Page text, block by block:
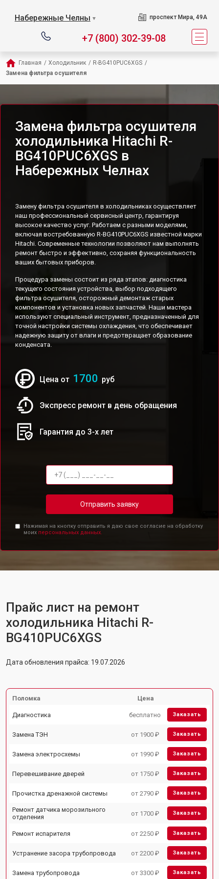
Набережные Челны ▼ проспект Мира, 49А
+7 (800) 302-39-08
Главная / Холодильник / R-BG410PUC6XGS /
Замена фильтра осушителя
Замена фильтра осушителя
холодильника Hitachi R-
BG410PUC6XGS в
Набережных Челнах
Замену фильтра осушителя в холодильниках осуществляет
наш профессиональный сервисный центр, гарантируя
высокое качество услуг. Работаем с разными моделями,
включая востребованную R-BG410PUC6XGS известной марки
Hitachi. Современные технологии позволяют нам выполнять
ремонт быстро и эффективно, сохраняя функциональность
ваших бытовых приборов.
Процедура замены состоит из ряда этапов: диагностика
текущего состояния устройства, выбор подходящего
фильтра осушителя, осторожный демонтаж старых
компонентов и установка новых запчастей. Наши мастера
используют специальный инструмент, предназначенный для
точной настройки системы охлаждения, что обеспечивает
надежную защиту от влаги и предотвращает образование
конденсата.
Цена от 1700 руб
Экспресс ремонт в день обращения
Гарантия до 3-х лет
Отправить заявку
Нажимая на кнопку отправить я даю свое согласие на обработку
моих персональных данных.
Прайс лист на ремонт
холодильника Hitachi R-
BG410PUC6XGS
Дата обновления прайса: 19.07.2026
Поломка Цена
Диагностика бесплатно Заказать
Замена ТЭН от 1900 ₽ Заказать
Замена электросхемы от 1990 ₽ Заказать
Перевешивание дверей от 1750 ₽ Заказать
Прочистка дренажной системы от 2790 ₽ Заказать
Ремонт датчика морозильного
отделения
от 1700 ₽ Заказать
Ремонт испарителя от 2250 ₽ Заказать
Устранение засора трубопровода от 2200 ₽ Заказать
Замена трубопровода от 3300 ₽ Заказать